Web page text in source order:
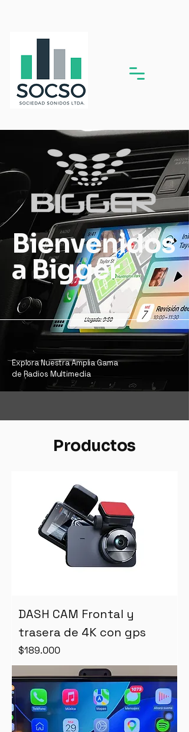
Bienvenidos
a Bigger
Explora Nuestra Amplia Gama
de Radios Multimedia
Productos
DASH CAM Frontal y
trasera de 4K con gps
Precio
$189.000